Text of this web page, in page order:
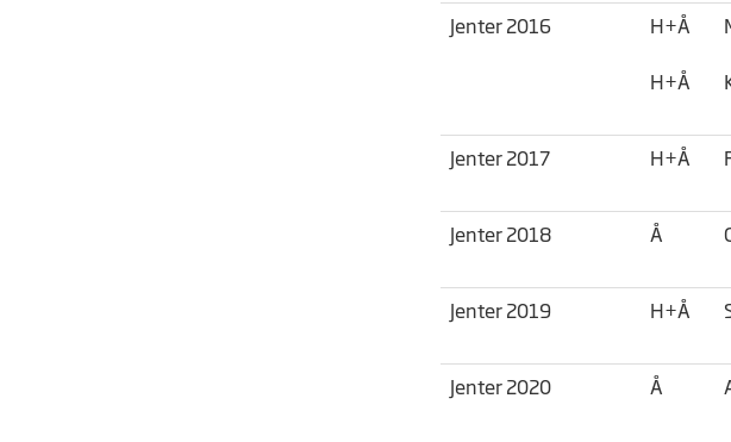
Jenter 2016 H+Å
H+Å
Jenter 2017 H+Å
Jenter 2018 Å
Jenter 2019 H+Å
Jenter 2020 Å